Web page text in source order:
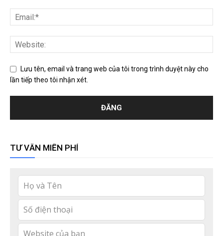
Lưu tên, email và trang web của tôi trong trình duyệt này cho
lần tiếp theo tôi nhận xét.
TƯ VẤN MIỄN PHÍ
Leave
this
field
blank